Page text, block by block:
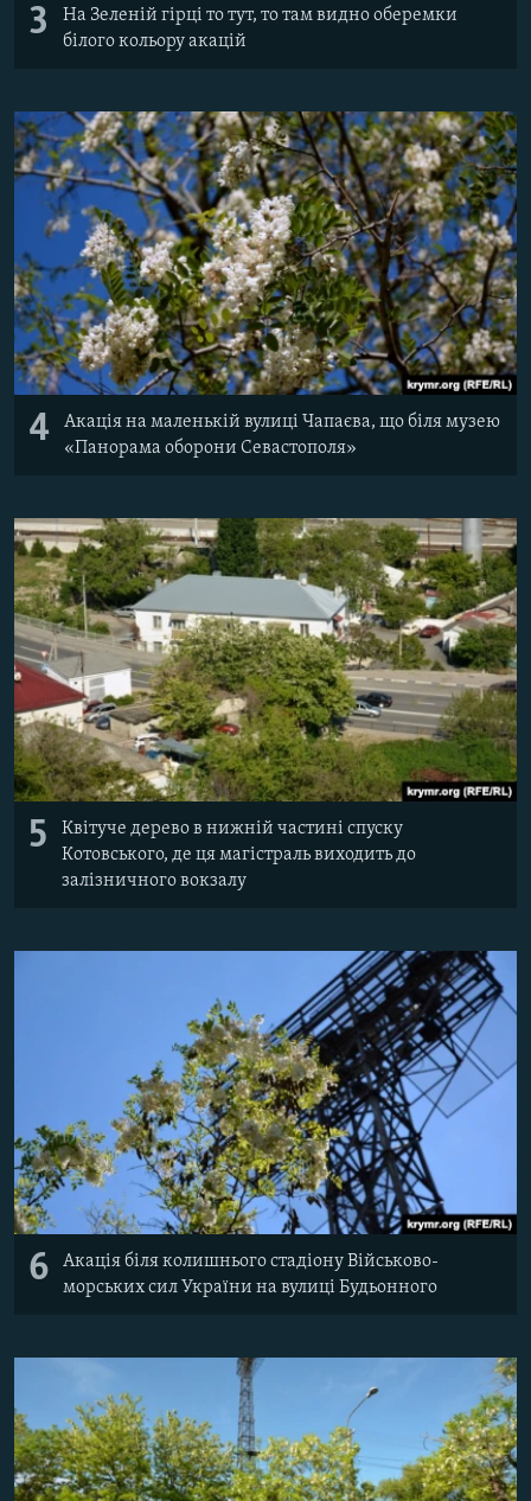
3
На Зеленій гірці то тут, то там видно оберемки
білого кольору акацій
4
Акація на маленькій вулиці Чапаєва, що біля музею
«Панорама оборони Севастополя»
5
Квітуче дерево в нижній частині спуску
Котовського, де ця магістраль виходить до
залізничного вокзалу
6
Акація біля колишнього стадіону Військово-
морських сил України на вулиці Будьонного